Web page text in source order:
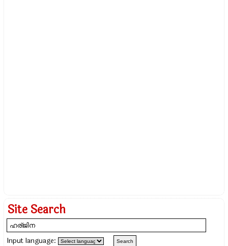
Site Search
Input language: